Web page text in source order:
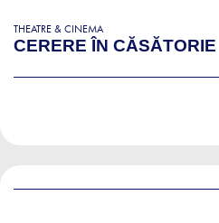
THEATRE & CINEMA
CERERE ÎN CĂSĂTORIE